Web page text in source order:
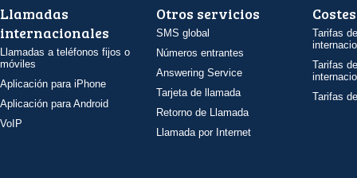
Llamadas
internacionales
Llamadas a teléfonos fijos o
móviles
Aplicación para iPhone
Aplicación para Android
VoIP
Otros servicios
SMS global
Números entrantes
Answering Service
Tarjeta de llamada
Retorno de Llamada
Llamada por Internet
Costes
Tarifas
Tarifas
Tarifas